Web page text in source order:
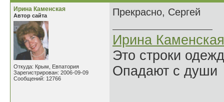
Ирина Каменская
Автор сайта
Откуда: Крым, Евпатория
Зарегистрирован: 2006-09-09
Сообщений: 12766
Прекрасно, Сергей
Ирина Каменская
Это строки
Опадают с души